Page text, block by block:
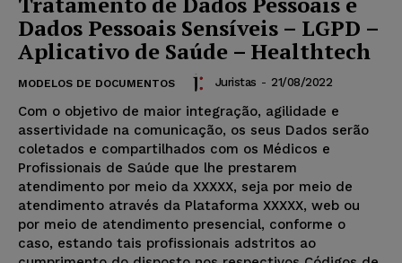
Dados Pessoais Sensíveis – LGPD –
Aplicativo de Saúde – Healthtech
MODELOS DE DOCUMENTOS Juristas - 21/08/2022
Com o objetivo de maior integração, agilidade e
assertividade na comunicação, os seus Dados serão
coletados e compartilhados com os Médicos e
Profissionais de Saúde que lhe prestarem
atendimento por meio da XXXXX, seja por meio de
atendimento através da Plataforma XXXXX, web ou
por meio de atendimento presencial, conforme o
caso, estando tais profissionais adstritos ao